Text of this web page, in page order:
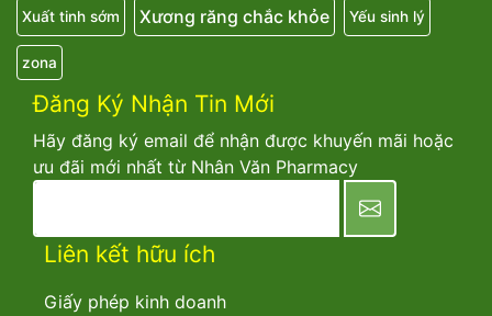
Xuất tinh sớm Xương răng chắc khỏe Yếu sinh lý
zona
Đăng Ký Nhận Tin Mới
Hãy đăng ký email để nhận được khuyến mãi hoặc
ưu đãi mới nhất từ Nhân Văn Pharmacy
Liên kết hữu ích
Giấy phép kinh doanh